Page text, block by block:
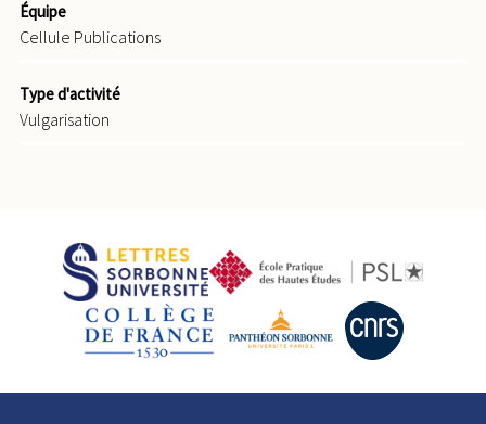
Équipe
Cellule Publications
Type d'activité
Vulgarisation